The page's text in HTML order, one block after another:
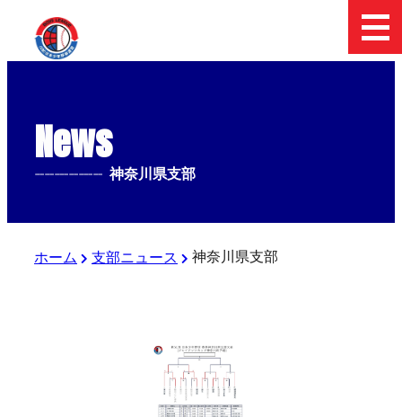
News
-------------- 神奈川県支部
ホーム 支部ニュース 神奈川県支部